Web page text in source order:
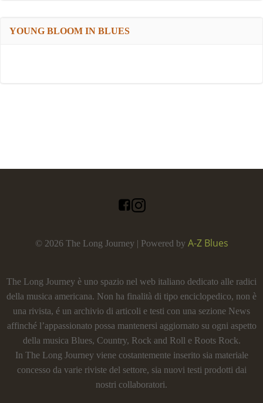
YOUNG BLOOM IN BLUES
© 2026 The Long Journey | Powered by A-Z Blues
The Long Journey è uno spazio nel web italiano dedicato alle radici
della musica americana. Non ha finalità di tipo enciclopedico, non è
una rivista, é un archivio di articoli e testi con una sezione News
affinché l’appassionato possa mantenersi aggiornato su ogni aspetto
della musica Blues, Country, Rock and Roll e Roots Rock.
In The Long Journey viene costantemente inserito sia materiale
concesso da varie riviste del settore, sia nuovi testi prodotti dai
nostri collaboratori.